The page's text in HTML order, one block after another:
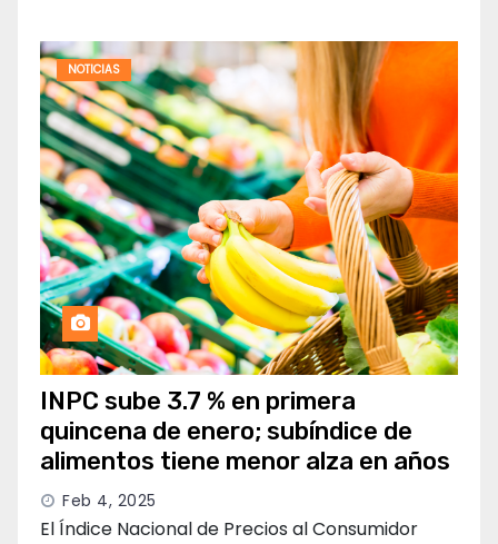
NOTICIAS
INPC sube 3.7 % en primera
quincena de enero; subíndice de
alimentos tiene menor alza en años
Feb 4, 2025
El Índice Nacional de Precios al Consumidor